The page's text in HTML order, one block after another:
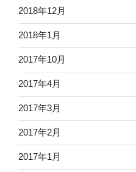
2018年12月
2018年1月
2017年10月
2017年4月
2017年3月
2017年2月
2017年1月